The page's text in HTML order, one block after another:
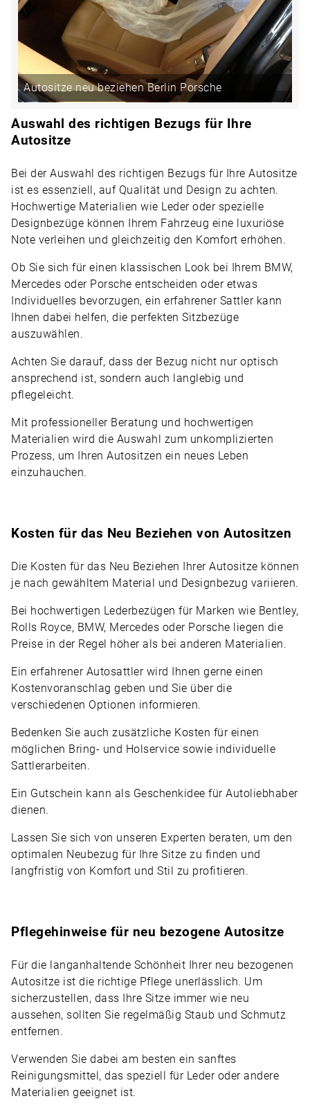
Autositze neu beziehen Berlin Porsche
Auswahl des richtigen Bezugs für Ihre
Autositze
Bei der Auswahl des richtigen Bezugs für Ihre Autositze
ist es essenziell, auf Qualität und Design zu achten.
Hochwertige Materialien wie Leder oder spezielle
Designbezüge können Ihrem Fahrzeug eine luxuriöse
Note verleihen und gleichzeitig den Komfort erhöhen.
Ob Sie sich für einen klassischen Look bei Ihrem BMW,
Mercedes oder Porsche entscheiden oder etwas
Individuelles bevorzugen, ein erfahrener Sattler kann
Ihnen dabei helfen, die perfekten Sitzbezüge
auszuwählen.
Achten Sie darauf, dass der Bezug nicht nur optisch
ansprechend ist, sondern auch langlebig und
pflegeleicht.
Mit professioneller Beratung und hochwertigen
Materialien wird die Auswahl zum unkomplizierten
Prozess, um Ihren Autositzen ein neues Leben
einzuhauchen.
Kosten für das Neu Beziehen von Autositzen
Die Kosten für das Neu Beziehen Ihrer Autositze können
je nach gewähltem Material und Designbezug variieren.
Bei hochwertigen Lederbezügen für Marken wie Bentley,
Rolls Royce, BMW, Mercedes oder Porsche liegen die
Preise in der Regel höher als bei anderen Materialien.
Ein erfahrener Autosattler wird Ihnen gerne einen
Kostenvoranschlag geben und Sie über die
verschiedenen Optionen informieren.
Bedenken Sie auch zusätzliche Kosten für einen
möglichen Bring- und Holservice sowie individuelle
Sattlerarbeiten.
Ein Gutschein kann als Geschenkidee für Autoliebhaber
dienen.
Lassen Sie sich von unseren Experten beraten, um den
optimalen Neubezug für Ihre Sitze zu finden und
langfristig von Komfort und Stil zu profitieren.
Pflegehinweise für neu bezogene Autositze
Für die langanhaltende Schönheit Ihrer neu bezogenen
Autositze ist die richtige Pflege unerlässlich. Um
sicherzustellen, dass Ihre Sitze immer wie neu
aussehen, sollten Sie regelmäßig Staub und Schmutz
entfernen.
Verwenden Sie dabei am besten ein sanftes
Reinigungsmittel, das speziell für Leder oder andere
Materialien geeignet ist.